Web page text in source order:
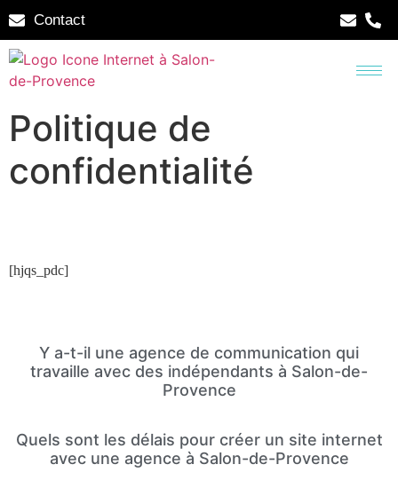
Contact
Politique de
confidentialité
[hjqs_pdc]
Y a-t-il une agence de communication qui
travaille avec des indépendants à Salon-de-
Provence
Quels sont les délais pour créer un site internet
avec une agence à Salon-de-Provence